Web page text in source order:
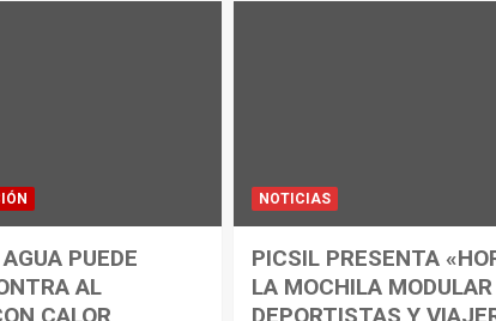
PUEDE
AL
CALOR
NOTICIAS
PICSIL PRESENTA
LA MOCHILA
DEPORTISTAS Y